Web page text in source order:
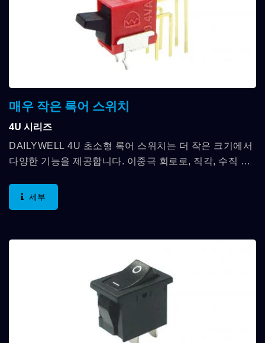
매우 작은 록어 스위치
4U 시리즈
DAILYWELL 4U 초소형 록어 스위치는 더 작은 크기에서
다양한 기능을 제공합니다. 이중극 회로로, 직각, 수직 또
세부